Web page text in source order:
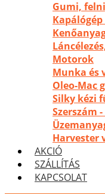
Gumi,
Motorok
Munka és
Oleo-Mac
Silky kézi
Szerszám
Harvester
AKCIÓ
SZÁLLÍTÁS
KAPCSOLAT